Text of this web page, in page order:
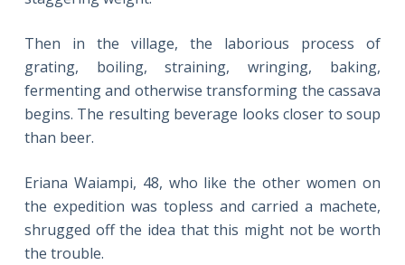
Then in the village, the laborious process of
grating, boiling, straining, wringing, baking,
fermenting and otherwise transforming the cassava
begins. The resulting beverage looks closer to soup
than beer.
Eriana Waiampi, 48, who like the other women on
the expedition was topless and carried a machete,
shrugged off the idea that this might not be worth
the trouble.